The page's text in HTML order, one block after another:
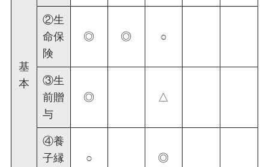
基
本
②生
命保
険
◎ ◎ ○
③生
前贈
与
◎ △
④養
子縁
○ ◎